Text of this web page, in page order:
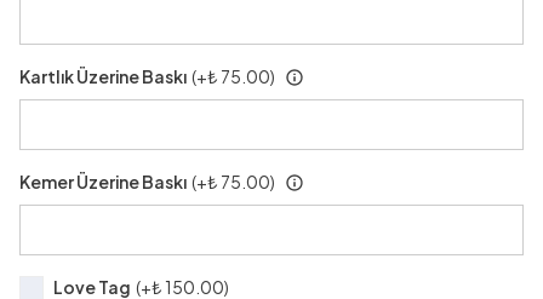
Kartlık Üzerine Baskı (+₺ 75.00)
Kemer Üzerine Baskı (+₺ 75.00)
Love Tag (+₺ 150.00)